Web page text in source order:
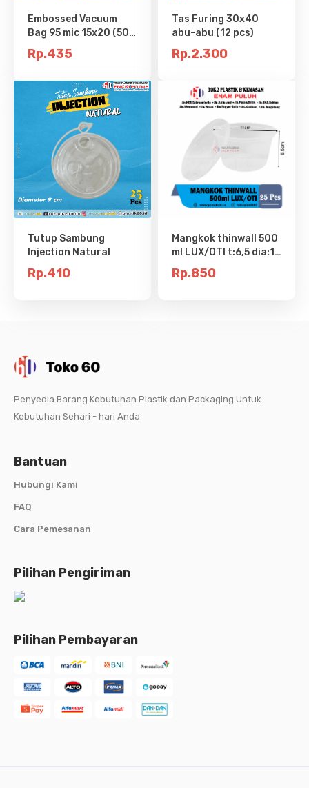
Embossed Vacuum
Bag 95 mic 15x20 (50
pcs)
Rp.435
Tas Furing 30x40
abu-abu (12 pcs)
Rp.2.300
Tutup Sambung
Injection Natural
Rp.410
Mangkok thinwall 500
ml LUX/OTI t:6,5 dia:11
(25pcs)
Rp.850
Penyedia Barang Kebutuhan Plastik dan Packaging Untuk
Kebutuhan Sehari - hari Anda
Bantuan
Hubungi Kami
FAQ
Cara Pemesanan
Pilihan Pengiriman
Pilihan Pembayaran